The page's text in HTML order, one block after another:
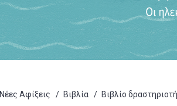
Νέες Αφίξεις / Βιβλία / Βιβλίο